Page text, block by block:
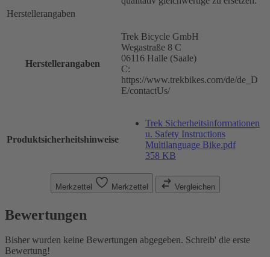
Herstellerangaben
Herstellerangaben
Trek Bicycle GmbH
Wegastraße 8 C
06116 Halle (Saale)
C:
https://www.trekbikes.com/de/de_D
E/contactUs/
Produktsicherheitshinweise
Trek Sicherheitsinformationen
u. Safety Instructions
Multilanguage Bike.pdf
358 KB
Merkzettel Merkzettel Vergleichen
Bewertungen
Bisher wurden keine Bewertungen abgegeben. Schreib' die erste
Bewertung!